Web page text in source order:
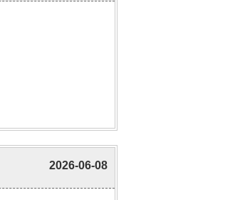
2026-06-08